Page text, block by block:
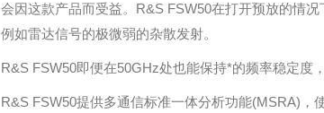
会因这款产品而受益。R&S FSW50在打开预放的情
例如雷达信号的极微弱的杂散发射。
R&S FSW50即便在50GHz处也能保持*的频率稳定度
R&S FSW50提供多通信标准一体分析功能(MSRA)